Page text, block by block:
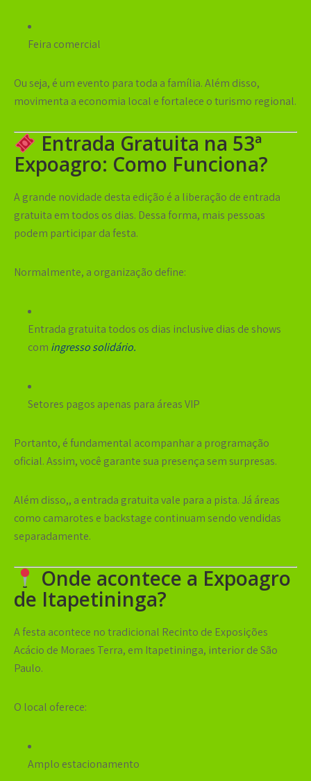
Feira comercial
Ou seja, é um evento para toda a família. Além disso,
movimenta a economia local e fortalece o turismo regional.
Entrada Gratuita na 53ª
Expoagro: Como Funciona?
A grande novidade desta edição é a liberação de entrada
gratuita em todos os dias. Dessa forma, mais pessoas
podem participar da festa.
Normalmente, a organização define:
Entrada gratuita todos os dias inclusive dias de shows
com ingresso solidário.
Setores pagos apenas para áreas VIP
Portanto, é fundamental acompanhar a programação
oficial. Assim, você garante sua presença sem surpresas.
Além disso,, a entrada gratuita vale para a pista. Já áreas
como camarotes e backstage continuam sendo vendidas
separadamente.
Onde acontece a Expoagro
de Itapetininga?
A festa acontece no tradicional Recinto de Exposições
Acácio de Moraes Terra, em Itapetininga, interior de São
Paulo.
O local oferece:
Amplo estacionamento